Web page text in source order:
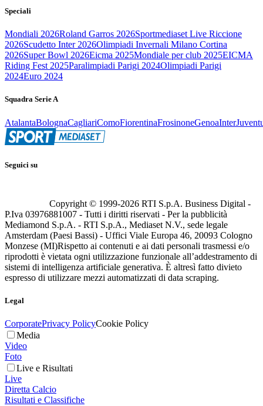
Speciali
Mondiali 2026Roland Garros 2026Sportmediaset Live Riccione
2026Scudetto Inter 2026Olimpiadi Invernali Milano Cortina
2026Super Bowl 2026Eicma 2025Mondiale per club 2025EICMA
Riding Fest 2025Paralimpiadi Parigi 2024Olimpiadi Parigi
2024Euro 2024
Squadra Serie A
AtalantaBolognaCagliariComoFiorentinaFrosinoneGenoaInter
Seguici su
Copyright © 1999-2026 RTI S.p.A. Business Digital -
P.Iva 03976881007 - Tutti i diritti riservati - Per la pubblicità
Mediamond S.p.A. - RTI S.p.A., Mediaset N.V., sede legale
Amsterdam (Paesi Bassi) - Uffici Viale Europa 46, 20093 Cologno
Monzese (MI)Rispetto ai contenuti e ai dati personali trasmessi e/o
riprodotti è vietata ogni utilizzazione funzionale all’addestramento di
sistemi di intelligenza artificiale generativa. È altresì fatto divieto
espresso di utilizzare mezzi automatizzati di data scraping.
Legal
CorporatePrivacy PolicyCookie Policy
Media
Video
Foto
Live e Risultati
Live
Diretta Calcio
Risultati e Classifiche